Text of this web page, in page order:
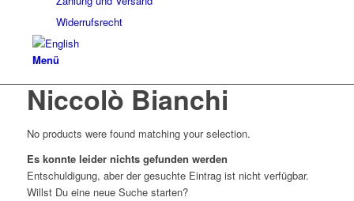
Widerrufsrecht
Menü
Niccolò Bianchi
No products were found matching your selection.
Es konnte leider nichts gefunden werden
Entschuldigung, aber der gesuchte Eintrag ist nicht verfügbar.
Willst Du eine neue Suche starten?